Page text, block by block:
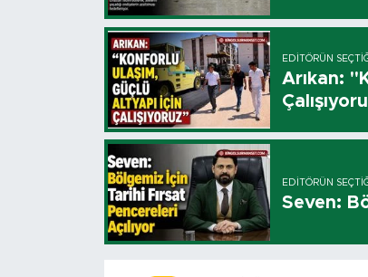
EDITÖRÜN
Arıkan:
EDITÖRÜN
Seven: